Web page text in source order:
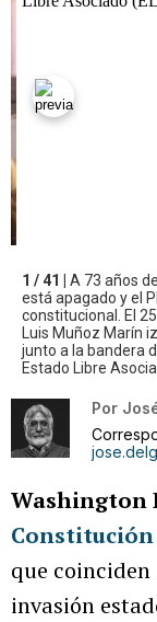
1 / 41 | A 73 años
está apagado y el
constitucional. El
Luis Muñoz Marín
junto a la bandera
Estado Libre
Por
Washington
Constitución
que
invasión